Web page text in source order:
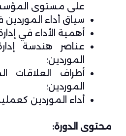
على مستوى
سياق أداء الموردين
أهمية الأداء في
عناصر هندسة
الموردين؛
أطراف العلاقات
الموردين؛
أداء الموردين
محتوى الدورة: